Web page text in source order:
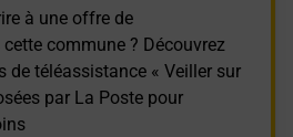
à une offre de
commune ? Découvrez
de téléassistance « Veiller sur
par La Poste pour